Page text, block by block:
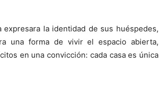
la identidad de sus huéspedes,
una forma de vivir el espacio abierta,
en una convicción: cada casa es única